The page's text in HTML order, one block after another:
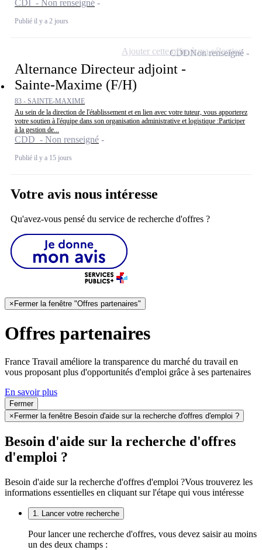
CDI - Non renseigné
Publié il y a 2 jours
Alternance Directeur adjoint -
Sainte-Maxime (F/H)
83 - SAINTE-MAXIME
Au sein de la direction de l'établissement et en lien avec votre tuteur, vous apporterez
votre soutien à l'équipe dans son organisation administrative et logistique :Participer
à la gestion de...
CDD - Non renseigné
Publié il y a 15 jours
CDDNon renseigné
Ajouter cette offre à ma sélection
Votre avis nous intéresse
Qu'avez-vous pensé du service de recherche d'offres ?
× Fermer la fenêtre "Offres partenaires"
Offres partenaires
France Travail améliore la transparence du marché du travail en
vous proposant plus d'opportunités d'emploi grâce à ses partenaires
En savoir plus
Fermer
× Fermer la fenêtre Besoin d'aide sur la recherche d'offres d'emploi ?
Besoin d'aide sur la recherche d'offres
d'emploi ?
Besoin d'aide sur la recherche d'offres d'emploi ?Vous trouverez les
informations essentielles en cliquant sur l'étape qui vous intéresse
1. Lancer votre recherche
Pour lancer une recherche d'offres, vous devez saisir au moins
un des deux champs :